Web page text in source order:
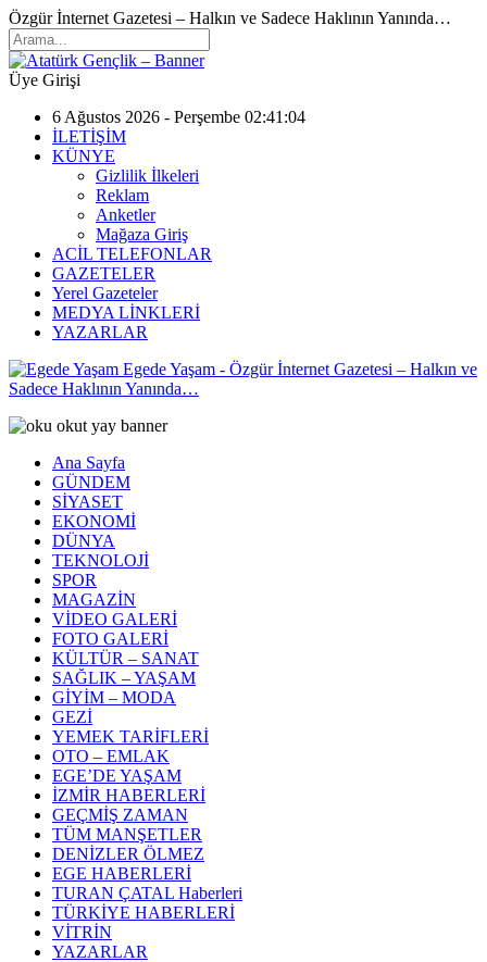
Özgür İnternet Gazetesi – Halkın ve Sadece Haklının Yanında…
Üye Girişi
6 Ağustos 2026 - Perşembe 02:41:04
İLETİŞİM
KÜNYE
Gizlilik İlkeleri
Reklam
Anketler
Mağaza Giriş
ACİL TELEFONLAR
GAZETELER
Yerel Gazeteler
MEDYA LİNKLERİ
YAZARLAR
Egede Yaşam - Özgür İnternet Gazetesi – Halkın ve
Sadece Haklının Yanında…
Ana Sayfa
GÜNDEM
SİYASET
EKONOMİ
DÜNYA
TEKNOLOJİ
SPOR
MAGAZİN
VİDEO GALERİ
FOTO GALERİ
KÜLTÜR – SANAT
SAĞLIK – YAŞAM
GİYİM – MODA
GEZİ
YEMEK TARİFLERİ
OTO – EMLAK
EGE’DE YAŞAM
İZMİR HABERLERİ
GEÇMİŞ ZAMAN
TÜM MANŞETLER
DENİZLER ÖLMEZ
EGE HABERLERİ
TURAN ÇATAL Haberleri
TÜRKİYE HABERLERİ
VİTRİN
YAZARLAR